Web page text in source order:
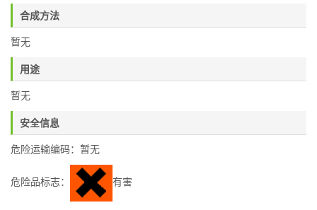
合成方法
暂无
用途
暂无
安全信息
危险运输编码：暂无
危险品标志： 有害